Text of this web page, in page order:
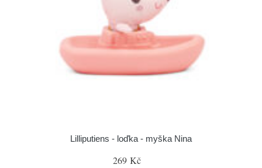
Lilliputiens - loďka - myška Nina
269 Kč